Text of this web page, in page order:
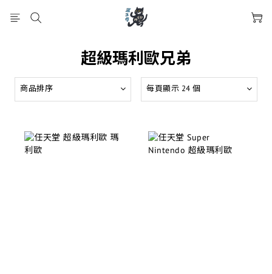
超級瑪利歐兄弟
商品排序 每頁顯示 24 個